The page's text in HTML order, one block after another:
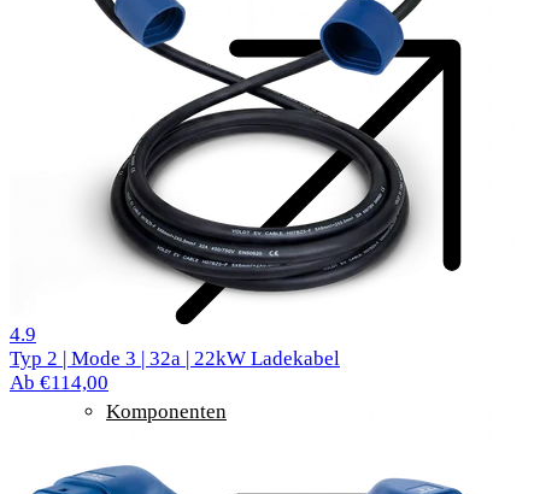
Komponenten
4.9
Typ 2 | Mode 3 | 32a | 22kW Ladekabel
Ab €114,00